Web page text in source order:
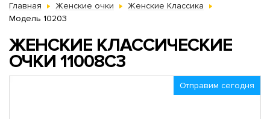
Главная Женские очки
Женские Классика
Модель 10203
ЖЕНСКИЕ КЛАССИЧЕСКИЕ
ОЧКИ 11008C3
Отправим сегодня